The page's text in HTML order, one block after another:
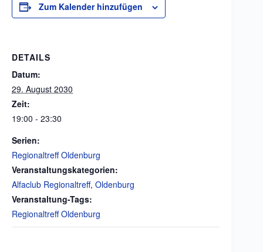
Zum Kalender hinzufügen
DETAILS
Datum:
29. August 2030
Zeit:
19:00 - 23:30
Serien:
Regionaltreff Oldenburg
Veranstaltungskategorien:
Alfaclub Regionaltreff, Oldenburg
Veranstaltung-Tags:
Regionaltreff Oldenburg